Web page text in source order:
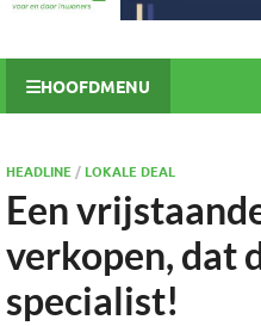
HOOFDMENU
HEADLINE/ LOKALE DEAL
Een
verkopen, dat
specialist!